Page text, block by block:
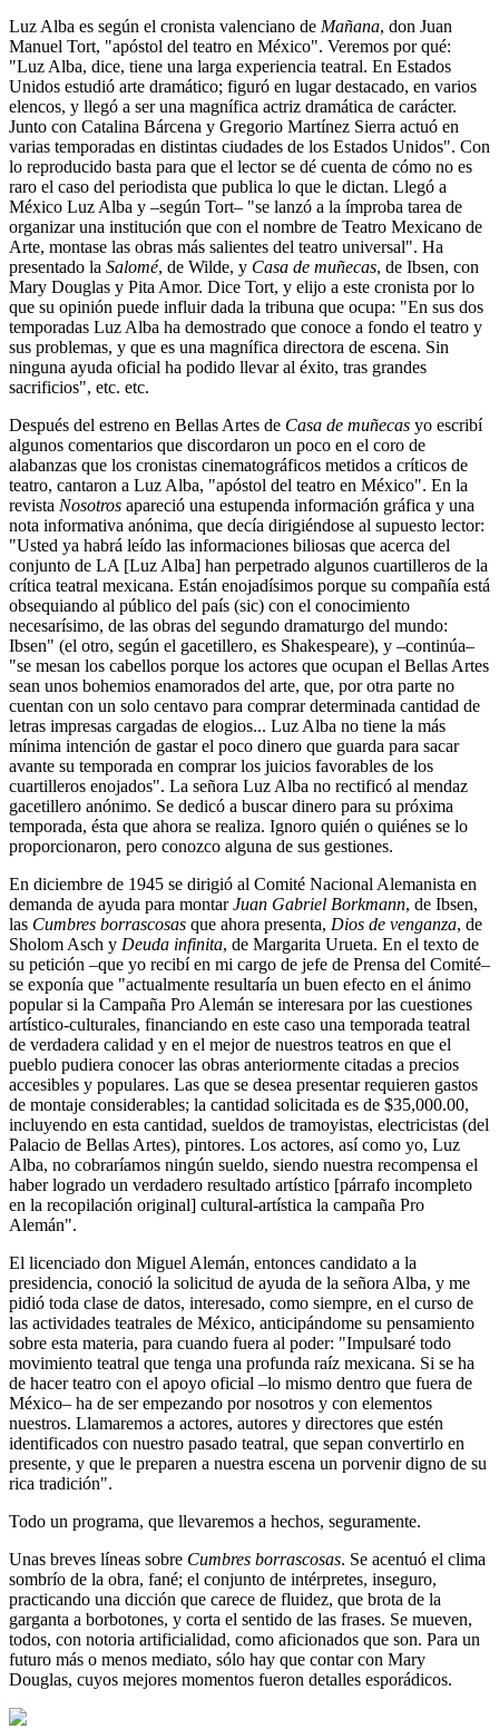
Luz Alba es según el cronista valenciano de Mañana, don Juan
Manuel Tort, "apóstol del teatro en México". Veremos por qué:
"Luz Alba, dice, tiene una larga experiencia teatral. En Estados
Unidos estudió arte dramático; figuró en lugar destacado, en varios
elencos, y llegó a ser una magnífica actriz dramática de carácter.
Junto con Catalina Bárcena y Gregorio Martínez Sierra actuó en
varias temporadas en distintas ciudades de los Estados Unidos". Con
lo reproducido basta para que el lector se dé cuenta de cómo no es
raro el caso del periodista que publica lo que le dictan. Llegó a
México Luz Alba y –según Tort– "se lanzó a la ímproba tarea de
organizar una institución que con el nombre de Teatro Mexicano de
Arte, montase las obras más salientes del teatro universal". Ha
presentado la Salomé, de Wilde, y Casa de muñecas, de Ibsen, con
Mary Douglas y Pita Amor. Dice Tort, y elijo a este cronista por lo
que su opinión puede influir dada la tribuna que ocupa: "En sus dos
temporadas Luz Alba ha demostrado que conoce a fondo el teatro y
sus problemas, y que es una magnífica directora de escena. Sin
ninguna ayuda oficial ha podido llevar al éxito, tras grandes
sacrificios", etc. etc.
Después del estreno en Bellas Artes de Casa de muñecas yo escribí
algunos comentarios que discordaron un poco en el coro de
alabanzas que los cronistas cinematográficos metidos a críticos de
teatro, cantaron a Luz Alba, "apóstol del teatro en México". En la
revista Nosotros apareció una estupenda información gráfica y una
nota informativa anónima, que decía dirigiéndose al supuesto lector:
"Usted ya habrá leído las informaciones biliosas que acerca del
conjunto de LA [Luz Alba] han perpetrado algunos cuartilleros de la
crítica teatral mexicana. Están enojadísimos porque su compañía está
obsequiando al público del país (sic) con el conocimiento
necesarísimo, de las obras del segundo dramaturgo del mundo:
Ibsen" (el otro, según el gacetillero, es Shakespeare), y –continúa–
"se mesan los cabellos porque los actores que ocupan el Bellas Artes
sean unos bohemios enamorados del arte, que, por otra parte no
cuentan con un solo centavo para comprar determinada cantidad de
letras impresas cargadas de elogios... Luz Alba no tiene la más
mínima intención de gastar el poco dinero que guarda para sacar
avante su temporada en comprar los juicios favorables de los
cuartilleros enojados". La señora Luz Alba no rectificó al mendaz
gacetillero anónimo. Se dedicó a buscar dinero para su próxima
temporada, ésta que ahora se realiza. Ignoro quién o quiénes se lo
proporcionaron, pero conozco alguna de sus gestiones.
En diciembre de 1945 se dirigió al Comité Nacional Alemanista en
demanda de ayuda para montarJuan Gabriel Borkmann, de Ibsen,
las Cumbres borrascosas que ahora presenta, Dios de venganza, de
Sholom Asch y Deuda infinita, de Margarita Urueta. En el texto de
su petición –que yo recibí en mi cargo de jefe de Prensa del Comité–
se exponía que "actualmente resultaría un buen efecto en el ánimo
popular si la Campaña Pro Alemán se interesara por las cuestiones
artístico-culturales, financiando en este caso una temporada teatral
de verdadera calidad y en el mejor de nuestros teatros en que el
pueblo pudiera conocer las obras anteriormente citadas a precios
accesibles y populares. Las que se desea presentar requieren gastos
de montaje considerables; la cantidad solicitada es de $35,000.00,
incluyendo en esta cantidad, sueldos de tramoyistas, electricistas (del
Palacio de Bellas Artes), pintores. Los actores, así como yo, Luz
Alba, no cobraríamos ningún sueldo, siendo nuestra recompensa el
haber logrado un verdadero resultado artístico [párrafo incompleto
en la recopilación original] cultural-artística la campaña Pro
Alemán".
El licenciado don Miguel Alemán, entonces candidato a la
presidencia, conoció la solicitud de ayuda de la señora Alba, y me
pidió toda clase de datos, interesado, como siempre, en el curso de
las actividades teatrales de México, anticipándome su pensamiento
sobre esta materia, para cuando fuera al poder: "Impulsaré todo
movimiento teatral que tenga una profunda raíz mexicana. Si se ha
de hacer teatro con el apoyo oficial –lo mismo dentro que fuera de
México– ha de ser empezando por nosotros y con elementos
nuestros. Llamaremos a actores, autores y directores que estén
identificados con nuestro pasado teatral, que sepan convertirlo en
presente, y que le preparen a nuestra escena un porvenir digno de su
rica tradición".
Todo un programa, que llevaremos a hechos, seguramente.
Unas breves líneas sobre Cumbres borrascosas. Se acentuó el clima
sombrío de la obra, fané; el conjunto de intérpretes, inseguro,
practicando una dicción que carece de fluidez, que brota de la
garganta a borbotones, y corta el sentido de las frases. Se mueven,
todos, con notoria artificialidad, como aficionados que son. Para un
futuro más o menos mediato, sólo hay que contar con Mary
Douglas, cuyos mejores momentos fueron detalles esporádicos.